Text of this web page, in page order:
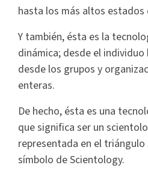
hasta los más altos estados
Y también, ésta es la
dinámica; desde el
desde los grupos y
enteras.
De hecho, ésta es una
que significa ser un
representada en el
símbolo de Scientology.